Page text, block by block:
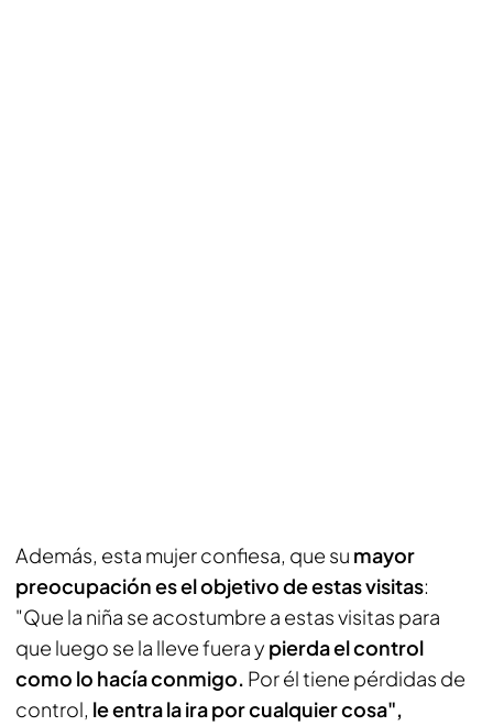
Además, esta mujer confiesa, que su mayor
preocupación es el objetivo de estas visitas:
"Que la niña se acostumbre a estas visitas para
que luego se la lleve fuera y pierda el control
como lo hacía conmigo. Por él tiene pérdidas de
control, le entra la ira por cualquier cosa",